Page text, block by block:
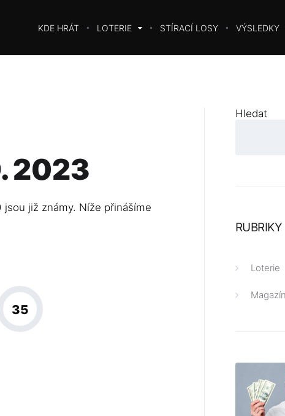
KDE HRÁT LOTERIE STÍRACÍ LOSY VÝSLEDKY
2023
již známy. Níže přinášíme
35
Hledat
RUBRIKY
Loterie
Magazín